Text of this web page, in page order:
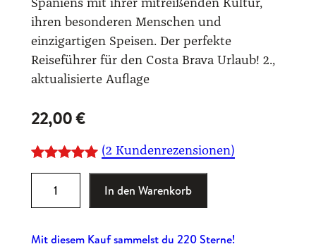
Spaniens mit ihrer mitreißenden Kultur,
ihren besonderen Menschen und
einzigartigen Speisen. Der perfekte
Reiseführer für den Costa Brava Urlaub! 2.,
aktualisierte Auflage
22,00€
mit5.00
von 5,
(2 Kundenrezensionen)
s
In den Warenkorb
Mit diesem Kauf sammelst du 220 Sterne!